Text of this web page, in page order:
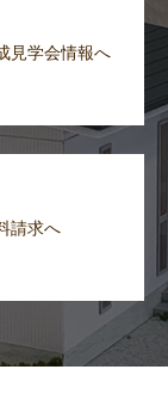
見学会情報へ
請求へ